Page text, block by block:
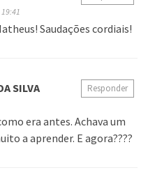
Saudações cordiais!
SILVA
era antes. Achava um
a aprender. E agora????
Responder